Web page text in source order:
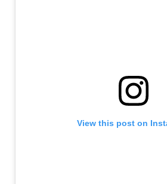
View this post on